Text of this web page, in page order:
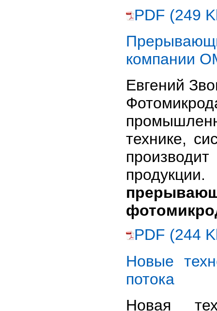
PDF (249
компании
Евгений
технике,
PDF (244
Новые
потока
Новая